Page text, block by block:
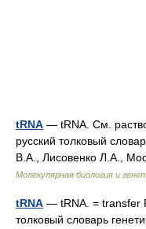
tRNA — tRNA. См.
русский толковый
В.А., Лисовенко Л.А.,
Молекулярная биология и
tRNA — tRNA. = transfer
толковый словарь